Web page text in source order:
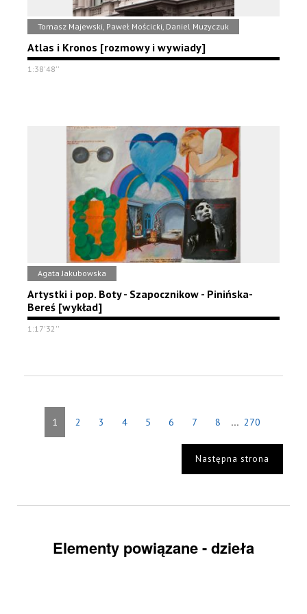
Tomasz Majewski, Paweł Mościcki, Daniel Muzyczuk
Atlas i Kronos [rozmowy i wywiady]
1:38'48''
Agata Jakubowska
Artystki i pop. Boty - Szapocznikow - Pinińska-
Bereś [wykład]
1:17'32''
1 2 3 4 5 6 7 8 ... 270
Następna strona
Elementy powiązane - dzieła